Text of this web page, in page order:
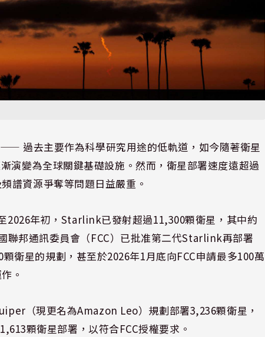
⸺ 過去主要作為科學研究用途的低軌道，如今隨著衛星
演變為全球關鍵基礎設施。然而，衛星部署速度遠超過
譜資源爭奪等問題日益嚴重。
2026年初，Starlink已發射超過11,300顆衛星，其中約
聯邦通訊委員會（FCC）已批准第二代Starlink再部署
衛星的規劃，甚至於2026年1月底向FCC申請最多100萬
。
（現更名為Amazon Leo）規劃部署3,236顆衛星，
顆衛星部署，以符合FCC授權要求。